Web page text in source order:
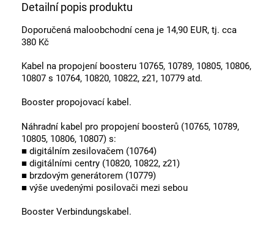
Detailní popis produktu
Doporučená maloobchodní cena je 14,90 EUR, tj. cca
380 Kč
Kabel na propojení boosteru 10765, 10789, 10805, 10806,
10807 s 10764, 10820, 10822, z21, 10779 atd.
Booster propojovací kabel.
Náhradní kabel pro propojení boosterů (10765, 10789,
10805, 10806, 10807) s:
■ digitálním zesilovačem (10764)
■ digitálními centry (10820, 10822, z21)
■ brzdovým generátorem (10779)
■ výše uvedenými posilovači mezi sebou
Booster Verbindungskabel.